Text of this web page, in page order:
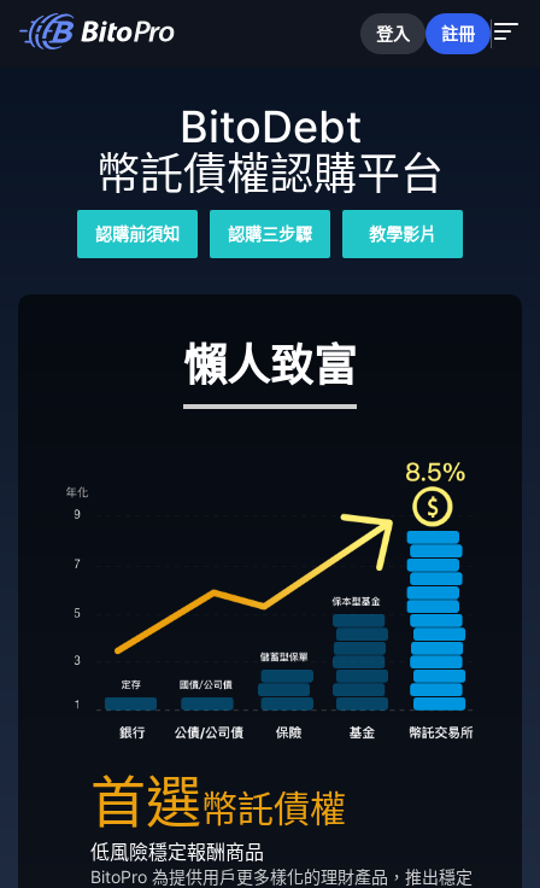
登入 註冊
BitoDebt
幣託債權認購平台
認購前須知 認購三步驟 教學影片
懶人致富
首選幣託債權
低風險穩定報酬商品
BitoPro 為提供用戶更多樣化的理財產品，推出穩定